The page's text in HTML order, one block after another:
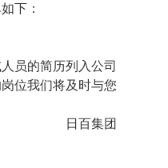
下：
员的简历列入公司
位我们将及时与您
日百集团